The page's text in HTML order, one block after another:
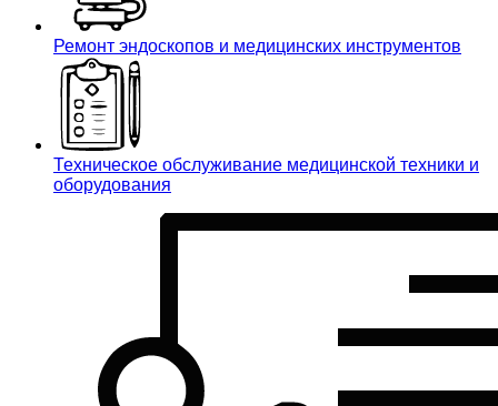
Ремонт эндоскопов и медицинских инструментов
Техническое обслуживание медицинской техники и
оборудования